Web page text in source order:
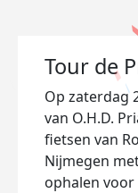
Tour de
Op zaterdag
van O.H.D.
fietsen van
Nijmegen
ophalen